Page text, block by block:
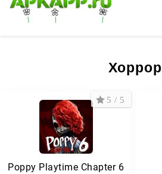
🌸 🌼 🌺
Хоррор
Poppy Playtime Chapter 6
5 / 5